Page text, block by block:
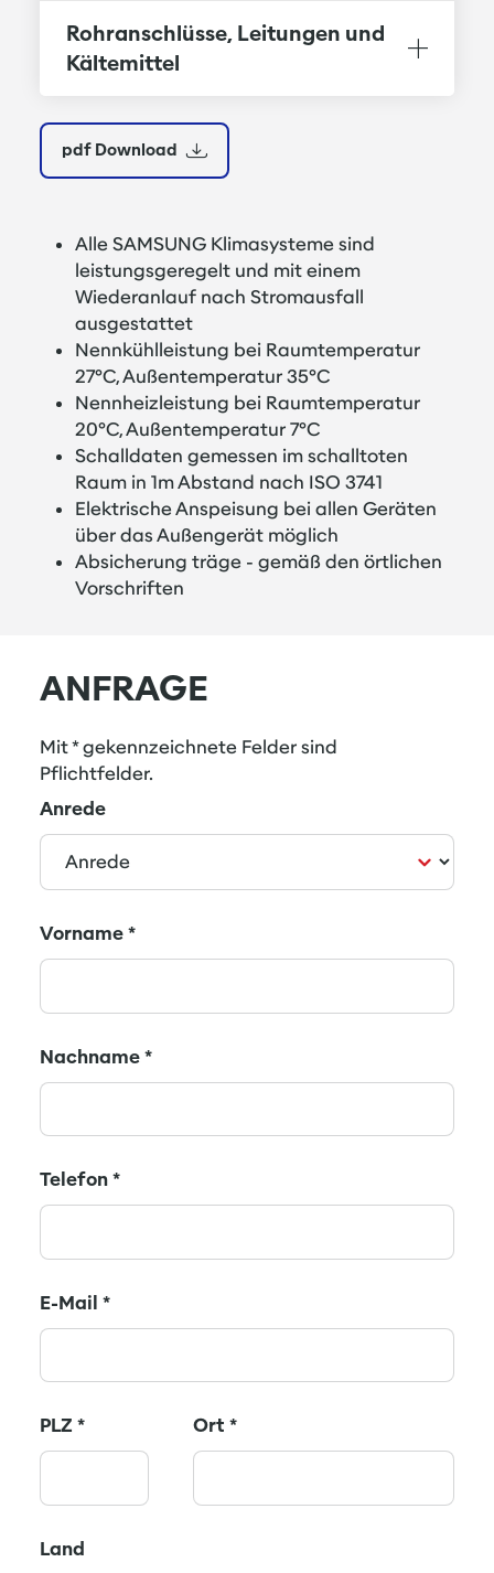
aufgepressten Aluminiumlamellen
Luftansauggitter nach unten klappbar, mit
reinigungsfähigem Luftfilter
Wahlweise mit Infrarot- oder
Kabelfernbedienung mit Echtzeit-, Tages-
Raumtemperaturfühler
Alle Bauteile sind über die Unterseite des
Gerätes zu erreichen
Eine Revisionsöffnung ist nicht erforderlich
Rohranschlüsse, Leitungen und
Kältemittel
pdf Download
Alle SAMSUNG Klimasysteme sind
leistungsgeregelt und mit einem
Wiederanlauf nach Stromausfall
ausgestattet
Nennkühlleistung bei Raumtemperatur
27°C, Außentemperatur 35°C
Nennheizleistung bei Raumtemperatur
20°C, Außentemperatur 7°C
Schalldaten gemessen im schalltoten
Raum in 1m Abstand nach ISO 3741
Elektrische Anspeisung bei allen Geräten
über das Außengerät möglich
Absicherung träge - gemäß den örtlichen
Vorschriften
ANFRAGE
Mit * gekennzeichnete Felder sind
Pflichtfelder.
Anrede
Vorname*
Nachname*
Telefon*
E-Mail *
PLZ * Ort *
Land